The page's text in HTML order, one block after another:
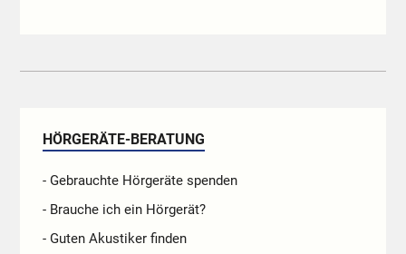
HÖRGERÄTE-BERATUNG
- Gebrauchte Hörgeräte spenden
- Brauche ich ein Hörgerät?
- Guten Akustiker finden